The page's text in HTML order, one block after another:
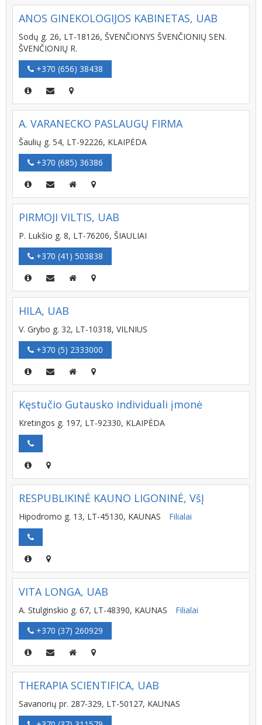
ANOS GINEKOLOGIJOS KABINETAS, UAB
Sodų g. 26, LT-18126, ŠVENČIONYS ŠVENČIONIŲ SEN.
ŠVENČIONIŲ R.
+370 (656) 38438
A. VARANECKO PASLAUGŲ FIRMA
Šaulių g. 54, LT-92226, KLAIPĖDA
+370 (685) 36386
PIRMOJI VILTIS, UAB
P. Lukšio g. 8, LT-76206, ŠIAULIAI
+370 (41) 503838
HILA, UAB
V. Grybo g. 32, LT-10318, VILNIUS
+370 (5) 2333000
Kęstučio Gutausko individuali įmonė
Kretingos g. 197, LT-92330, KLAIPĖDA
RESPUBLIKINĖ KAUNO LIGONINĖ, VšĮ
Hipodromo g. 13, LT-45130, KAUNAS Filialai
VITA LONGA, UAB
A. Stulginskio g. 67, LT-48390, KAUNAS
Filialai
+370 (37) 260929
THERAPIA SCIENTIFICA, UAB
Savanorių pr. 287-329, LT-50127, KAUNAS